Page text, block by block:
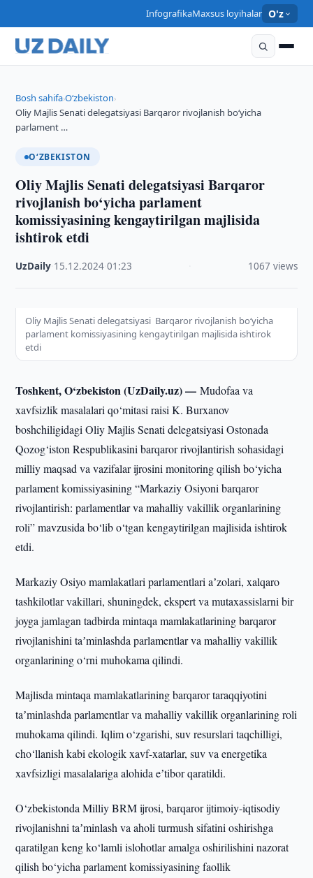
InfografikaMaxsus loyihalar O'z
Bosh sahifa›O‘zbekiston›
Oliy Majlis Senati delegatsiyasi Barqaror rivojlanish bo‘yicha
parlament …
O‘ZBEKISTON
Oliy Majlis Senati delegatsiyasi Barqaror
rivojlanish bo‘yicha parlament
komissiyasining kengaytirilgan majlisida
ishtirok etdi
UzDaily 15.12.2024 ·01:23 1067 views
Oliy Majlis Senati delegatsiyasi Barqaror rivojlanish bo‘yicha
parlament komissiyasining kengaytirilgan majlisida ishtirok
etdi
Toshkent, O‘zbekiston (UzDaily.uz) —Mudofaa va
xavfsizlik masalalari qo‘mitasi raisi K. Burxanov
boshchiligidagi Oliy Majlis Senati delegatsiyasi Ostonada
Qozog‘iston Respublikasini barqaror rivojlantirish sohasidagi
milliy maqsad va vazifalar ijrosini monitoring qilish bo‘yicha
parlament komissiyasining “Markaziy Osiyoni barqaror
rivojlantirish: parlamentlar va mahalliy vakillik organlarining
roli” mavzusida bo‘lib o‘tgan kengaytirilgan majlisida ishtirok
etdi.
Markaziy Osiyo mamlakatlari parlamentlari aʼzolari, xalqaro
tashkilotlar vakillari, shuningdek, ekspert va mutaxassislarni bir
joyga jamlagan tadbirda mintaqa mamlakatlarining barqaror
rivojlanishini taʼminlashda parlamentlar va mahalliy vakillik
organlarining o‘rni muhokama qilindi.
Majlisda mintaqa mamlakatlarining barqaror taraqqiyotini
taʼminlashda parlamentlar va mahalliy vakillik organlarining roli
muhokama qilindi. Iqlim o‘zgarishi, suv resurslari taqchilligi,
cho‘llanish kabi ekologik xavf-xatarlar, suv va energetika
xavfsizligi masalalariga alohida eʼtibor qaratildi.
O‘zbekistonda Milliy BRM ijrosi, barqaror ijtimoiy-iqtisodiy
rivojlanishni taʼminlash va aholi turmush sifatini oshirishga
qaratilgan keng ko‘lamli islohotlar amalga oshirilishini nazorat
qilish bo‘yicha parlament komissiyasining faollik